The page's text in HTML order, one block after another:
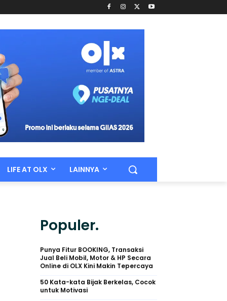
LIFE AT OLX LAINNYA
Populer.
Punya Fitur BOOKING, Transaksi
Jual Beli Mobil, Motor & HP Secara
Online di OLX Kini Makin Tepercaya
50 Kata-kata Bijak Berkelas, Cocok
untuk Motivasi